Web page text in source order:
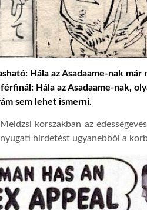
Hála az Asadaame-nak már
Hála az Asadaame-nak,
sem lehet ismerni.
korszakban az
hirdetést ugyanebből a